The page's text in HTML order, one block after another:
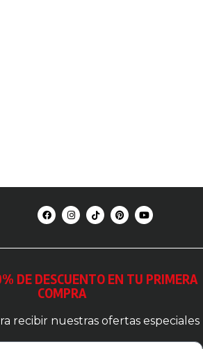
DE DESCUENTO EN TU PRIMERA
COMPRA
recibir nuestras ofertas especiales